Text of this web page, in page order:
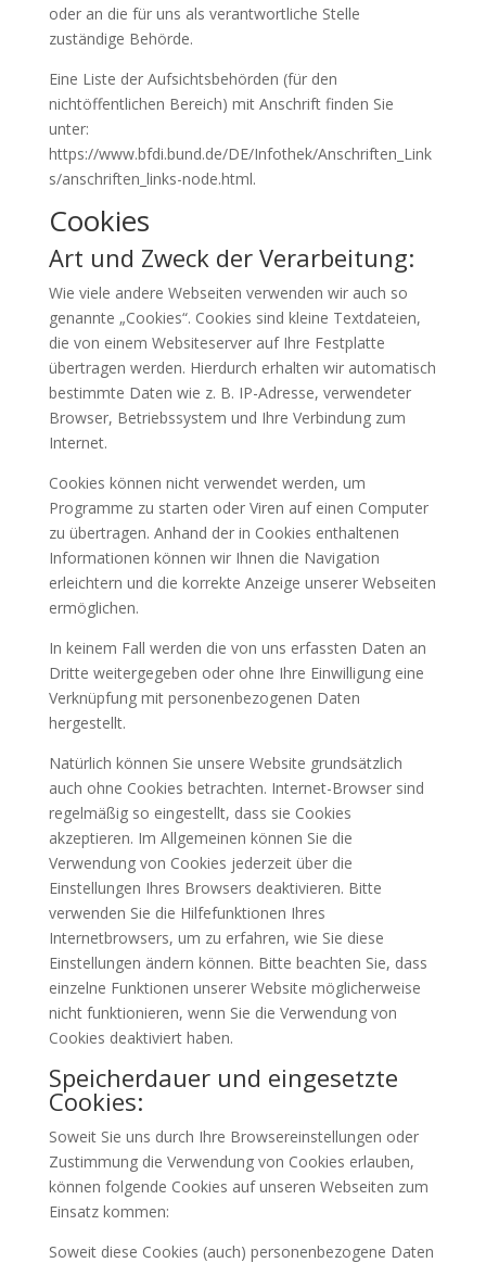
oder an die für uns als verantwortliche Stelle
zuständige Behörde.
Eine Liste der Aufsichtsbehörden (für den
nichtöffentlichen Bereich) mit Anschrift finden Sie
unter:
https://www.bfdi.bund.de/DE/Infothek/Anschriften_Link
s/anschriften_links-node.html.
Cookies
Art und Zweck der Verarbeitung:
Wie viele andere Webseiten verwenden wir auch so
genannte „Cookies“. Cookies sind kleine Textdateien,
die von einem Websiteserver auf Ihre Festplatte
übertragen werden. Hierdurch erhalten wir automatisch
bestimmte Daten wie z. B. IP-Adresse, verwendeter
Browser, Betriebssystem und Ihre Verbindung zum
Internet.
Cookies können nicht verwendet werden, um
Programme zu starten oder Viren auf einen Computer
zu übertragen. Anhand der in Cookies enthaltenen
Informationen können wir Ihnen die Navigation
erleichtern und die korrekte Anzeige unserer Webseiten
ermöglichen.
In keinem Fall werden die von uns erfassten Daten an
Dritte weitergegeben oder ohne Ihre Einwilligung eine
Verknüpfung mit personenbezogenen Daten
hergestellt.
Natürlich können Sie unsere Website grundsätzlich
auch ohne Cookies betrachten. Internet-Browser sind
regelmäßig so eingestellt, dass sie Cookies
akzeptieren. Im Allgemeinen können Sie die
Verwendung von Cookies jederzeit über die
Einstellungen Ihres Browsers deaktivieren. Bitte
verwenden Sie die Hilfefunktionen Ihres
Internetbrowsers, um zu erfahren, wie Sie diese
Einstellungen ändern können. Bitte beachten Sie, dass
einzelne Funktionen unserer Website möglicherweise
nicht funktionieren, wenn Sie die Verwendung von
Cookies deaktiviert haben.
Speicherdauer und eingesetzte
Cookies:
Soweit Sie uns durch Ihre Browsereinstellungen oder
Zustimmung die Verwendung von Cookies erlauben,
können folgende Cookies auf unseren Webseiten zum
Einsatz kommen:
Soweit diese Cookies (auch) personenbezogene Daten